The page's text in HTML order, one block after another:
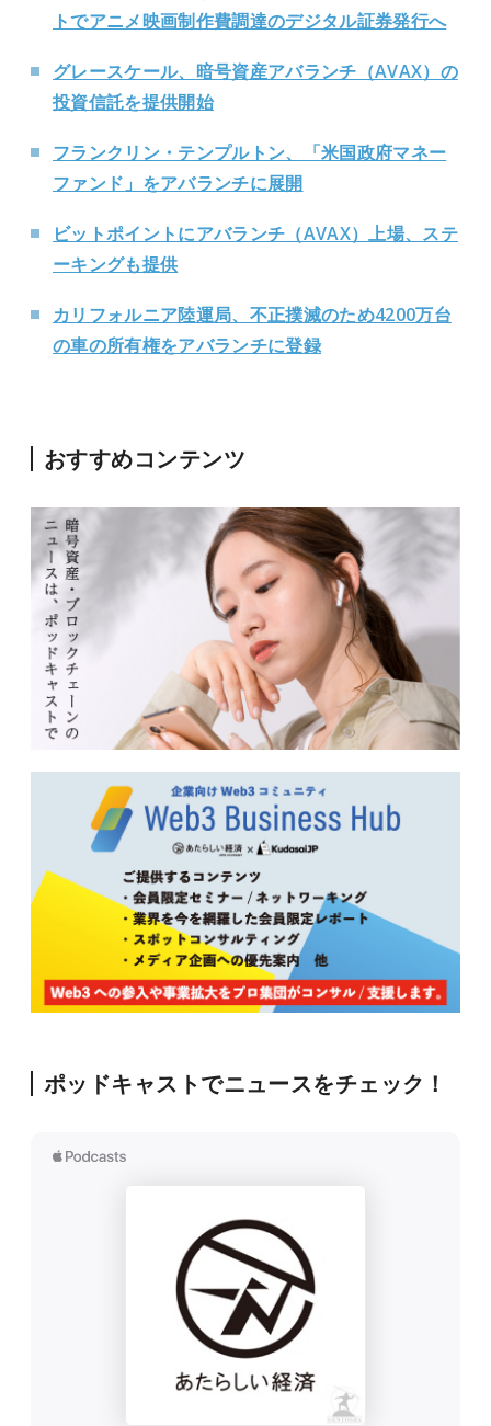
トでアニメ映画制作費調達のデジタル証券発行へ
グレースケール、暗号資産アバランチ（AVAX）の
投資信託を提供開始
フランクリン・テンプルトン、「米国政府マネー
ファンド」をアバランチに展開
ビットポイントにアバランチ（AVAX）上場、ステ
ーキングも提供
カリフォルニア陸運局、不正撲滅のため4200万台
の車の所有権をアバランチに登録
おすすめコンテンツ
ポッドキャストでニュースをチェック！